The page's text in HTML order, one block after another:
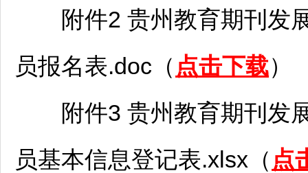
附件2 贵州教育期刊发
员报名表.doc（ 点击下载）
附件3 贵州教育期刊发
员基本信息登记表.xlsx（ 点